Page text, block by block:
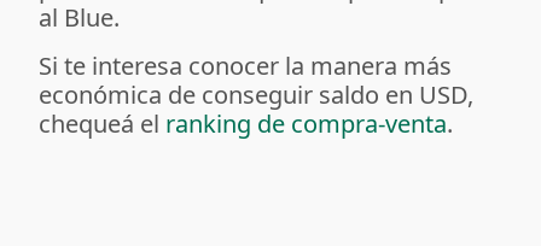
al Blue.
Si te interesa conocer la manera más
económica de conseguir saldo en USD,
chequeá el ranking de compra-venta.